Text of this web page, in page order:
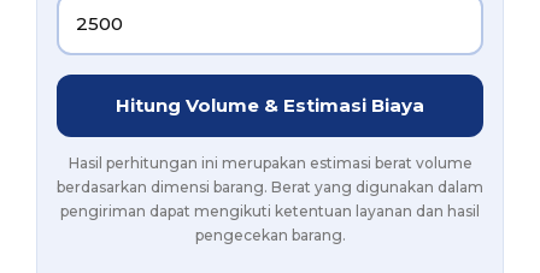
Hitung Volume & Estimasi Biaya
Hasil perhitungan ini merupakan estimasi berat volume
berdasarkan dimensi barang. Berat yang digunakan dalam
pengiriman dapat mengikuti ketentuan layanan dan hasil
pengecekan barang.